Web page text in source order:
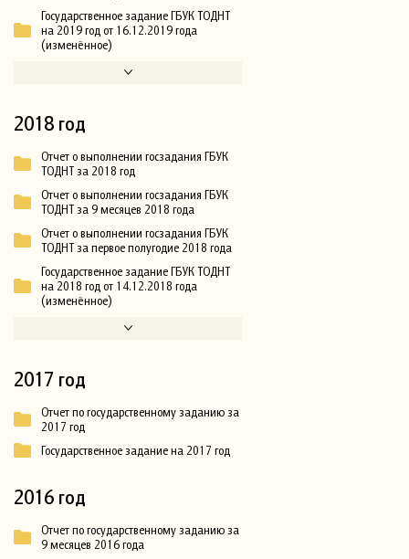
Государственное задание ГБУК ТОДНТ
на 2019 год от 16.12.2019 года
(изменённое)
2018 год
Отчет о выполнении госзадания ГБУК
ТОДНТ за 2018 год
Отчет о выполнении госзадания ГБУК
ТОДНТ за 9 месяцев 2018 года
Отчет о выполнении госзадания ГБУК
ТОДНТ за первое полугодие 2018 года
Государственное задание ГБУК ТОДНТ
на 2018 год от 14.12.2018 года
(изменённое)
2017 год
Отчет по государственному заданию за
2017 год
Государственное задание на 2017 год
2016 год
Отчет по государственному заданию за
9 месяцев 2016 года